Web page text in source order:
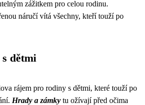
zážitkem pro celou rodinu.
náručí vítá všechny, kteří touží po
dětmi
rájem pro rodiny s dětmi, které touží po
Hrady a zámky tu ožívají před očima